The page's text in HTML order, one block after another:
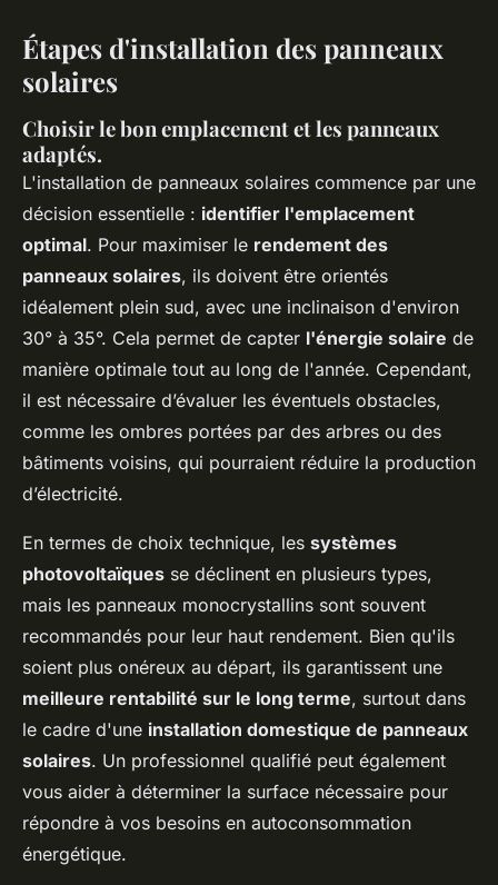
Étapes d'installation des panneaux
solaires
Choisir le bon emplacement et les panneaux
adaptés.
L'installation de panneaux solaires commence par une
décision essentielle : identifier l'emplacement
optimal. Pour maximiser le rendement des
panneaux solaires, ils doivent être orientés
idéalement plein sud, avec une inclinaison d'environ
30° à 35°. Cela permet de capter l'énergie solaire de
manière optimale tout au long de l'année. Cependant,
il est nécessaire d’évaluer les éventuels obstacles,
comme les ombres portées par des arbres ou des
bâtiments voisins, qui pourraient réduire la production
d’électricité.
En termes de choix technique, les systèmes
photovoltaïques se déclinent en plusieurs types,
mais les panneaux monocrystallins sont souvent
recommandés pour leur haut rendement. Bien qu'ils
soient plus onéreux au départ, ils garantissent une
meilleure rentabilité sur le long terme, surtout dans
le cadre d'une installation domestique de panneaux
solaires. Un professionnel qualifié peut également
vous aider à déterminer la surface nécessaire pour
répondre à vos besoins en autoconsommation
énergétique.